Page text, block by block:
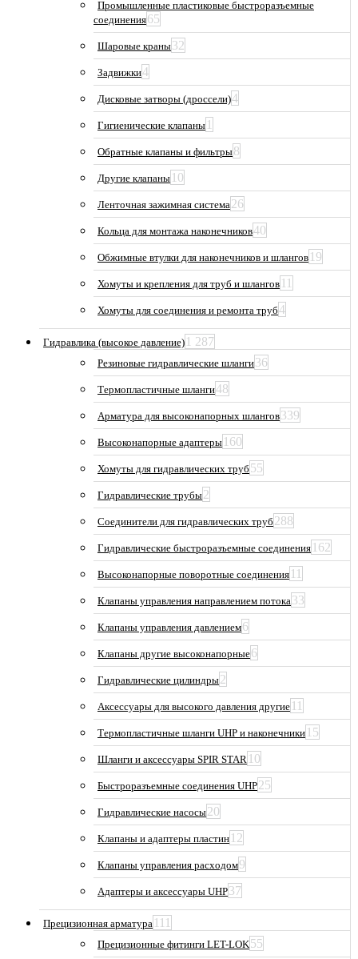
Промышленные пластиковые быстроразъемные
соединения65
Шаровые краны32
Задвижки4
Дисковые затворы (дроссели)4
Гигиенические клапаны 1
Обратные клапаны и фильтры8
Другие клапаны 10
Ленточная зажимная система26
Кольца для монтажа наконечников40
Обжимные втулки для наконечников и шлангов 19
Хомуты и крепления для труб и шлангов 11
Хомуты для соединения и ремонта труб4
Гидравлика (высокое давление) 1 287
Резиновые гидравлические шланги36
Термопластичные шланги48
Арматура для высоконапорных шлангов339
Высоконапорные адаптеры 160
Хомуты для гидравлических труб 55
Гидравлические трубы2
Соединители для гидравлических труб 288
Гидравлические быстроразъемные соединения 162
Высоконапорные поворотные соединения 11
Клапаны управления направлением потока33
Клапаны управления давлением6
Клапаны другие высоконапорные6
Гидравлические цилиндры2
Аксессуары для высокого давления другие 11
Термопластичные шланги UHP и наконечники 15
Шланги и аксессуары SPIR STAR 10
Быстроразъемные соединения UHP25
Гидравлические насосы20
Клапаны и адаптеры пластин 12
Клапаны управления расходом9
Адаптеры и аксессуары UHP37
Прецизионная арматура 111
Прецизионные фитинги LET-LOK55